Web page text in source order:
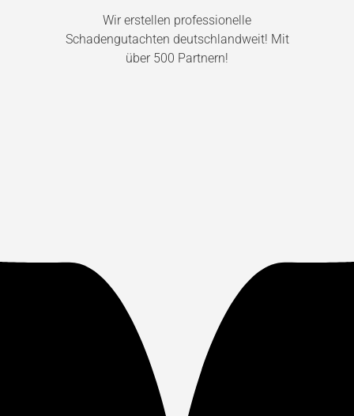
Wir erstellen professionelle
Schadengutachten deutschlandweit! Mit
über 500 Partnern!